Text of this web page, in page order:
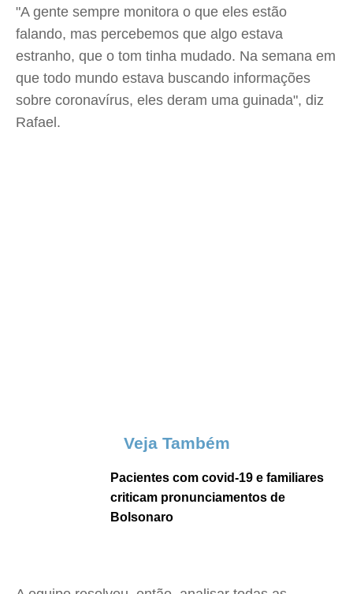
"A gente sempre monitora o que eles estão
falando, mas percebemos que algo estava
estranho, que o tom tinha mudado. Na semana em
que todo mundo estava buscando informações
sobre coronavírus, eles deram uma guinada", diz
Rafael.
Veja Também
Pacientes com covid-19 e familiares
criticam pronunciamentos de
Bolsonaro